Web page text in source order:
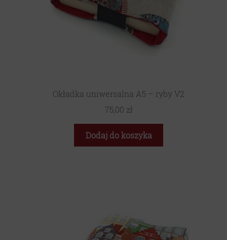
Okładka uniwersalna A5 – ryby V2
75,00 zł
Dodaj do koszyka